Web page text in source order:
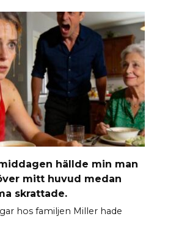
hällde min man
mitt huvud medan
skrattade.
hos familjen Miller hade